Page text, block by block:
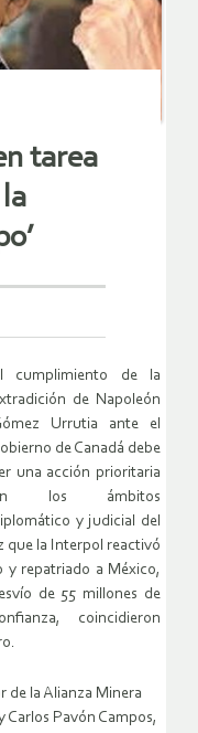
tarea
cumplimiento de la
de Napoleón
Urrutia ante el
de Canadá debe
una acción prioritaria
los ámbitos
y judicial del
que la Interpol reactivó
y repatriado a México,
de 55 millones de
coincidieron
de la Alianza Minera
Pavón Campos,